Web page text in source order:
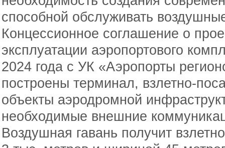
способной обслуживать
Концессионное соглашение о
эксплуатации аэропортового
2024 года с УК «Аэропорты
построены терминал, взлетно-
объекты аэродромной
необходимые внешние
Воздушная гавань получит